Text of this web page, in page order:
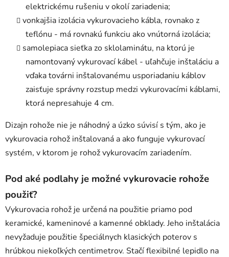
elektrickému rušeniu v okolí zariadenia;
vonkajšia izolácia vykurovacieho kábla, rovnako z
teflónu - má rovnakú funkciu ako vnútorná izolácia;
samolepiaca sieťka zo sklolaminátu, na ktorú je
namontovaný vykurovací kábel - uľahčuje inštaláciu a
vďaka továrni inštalovanému usporiadaniu káblov
zaisťuje správny rozstup medzi vykurovacími káblami,
ktorá nepresahuje 4 cm.
Dizajn rohože nie je náhodný a úzko súvisí s tým, ako je
vykurovacia rohož inštalovaná a ako funguje vykurovací
systém, v ktorom je rohož vykurovacím zariadením.
Pod aké podlahy je možné vykurovacie rohože
použiť?
Vykurovacia rohož je určená na použitie priamo pod
keramické, kameninové a kamenné obklady. Jeho inštalácia
nevyžaduje použitie špeciálnych klasických poterov s
hrúbkou niekoľkých centimetrov. Stačí flexibilné lepidlo na